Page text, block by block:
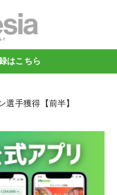
はこちら
選手獲得【前半】